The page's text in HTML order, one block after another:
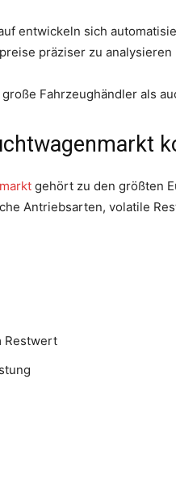
entwickeln sich
präziser zu
Fahrzeughändler als
gehört zu den größten
Antriebsarten, volatile
Restwert